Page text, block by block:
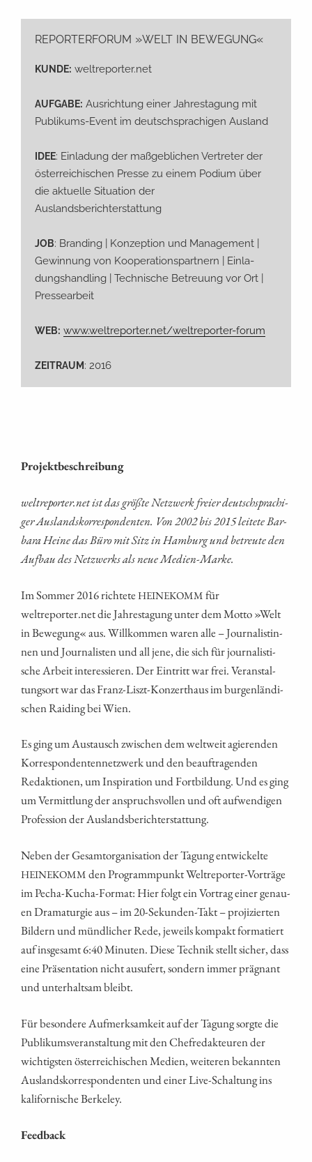
REPORTERFORUM »WELT IN BEWEGUNG«
KUNDE: weltreporter.net
AUFGABE: Aus­rich­tung einer Jah­res­ta­gung mit
Publi­kums-Event im deutsch­spra­chi­gen Ausland
IDEE: Ein­la­dung der maß­geb­li­chen Ver­tre­ter der
öster­rei­chi­schen Pres­se zu einem Podi­um über
die aktu­el­le Situa­ti­on der
Auslandsberichterstattung
JOB: Bran­ding | Kon­zep­ti­on und Manage­ment |
Gewin­nung von Koope­ra­ti­ons­part­nern | Ein­la­
dungs­hand­ling | Tech­ni­sche Betreu­ung vor Ort |
Pressearbeit
WEB: www.weltreporter.net/weltreporter-forum
ZEITRAUM : 2016
Pro­jekt­be­schrei­bung
weltreporter.net ist das größ­te Netz­werk frei­er deutsch­spra­chi­
ger Aus­lands­kor­re­spon­den­ten. Von 2002 bis 2015 lei­te­te Bar­
ba­ra Hei­ne das Büro mit Sitz in Ham­burg und betreu­te den
Auf­bau des Netz­werks als neue Medien-Marke.
Im Som­mer 2016 rich­te­te HEINEKOMM für
weltreporter.net die Jah­res­ta­gung unter dem Mot­to »Welt
in Bewe­gung« aus. Will­kom­men waren alle – Jour­na­lis­tin­
nen und Jour­na­lis­ten und all jene, die sich für jour­na­lis­ti­
sche Arbeit inter­es­sie­ren. Der Ein­tritt war frei. Ver­an­stal­
tungs­ort war das Franz-Liszt-Kon­zert­haus im bur­gen­län­di­
schen Rai­ding bei Wien.
Es ging um Aus­tausch zwi­schen dem welt­weit agie­ren­den
Kor­re­spon­den­ten­netz­werk und den beauf­tra­gen­den
Redak­tio­nen, um Inspi­ra­ti­on und Fort­bil­dung. Und es ging
um Ver­mitt­lung der anspruchs­vol­len und oft auf­wen­di­gen
Pro­fes­si­on der Auslandsberichterstattung.
Neben der Gesamt­or­ga­ni­sa­ti­on der Tagung ent­wi­ckel­te
HEINEKOMM den Pro­gramm­punkt Welt­re­por­ter-Vor­trä­ge
im Pecha-Kucha-For­mat: Hier folgt ein Vor­trag einer genau­
en Dra­ma­tur­gie aus – im 20-Sekun­den-Takt – pro­ji­zier­ten
Bil­dern und münd­li­cher Rede, jeweils kom­pakt for­ma­tiert
auf ins­ge­samt 6:40 Minu­ten. Die­se Tech­nik stellt sicher, dass
eine Prä­sen­ta­ti­on nicht aus­ufert, son­dern immer prä­gnant
und unter­halt­sam bleibt.
Für beson­de­re Auf­merk­sam­keit auf der Tagung sorg­te die
Publi­kums­ver­an­stal­tung mit den Chef­re­dak­teu­ren der
wich­tigs­ten öster­rei­chi­schen Medi­en, wei­te­ren bekann­ten
Aus­lands­kor­re­spon­den­ten und einer Live-Schal­tung ins
kali­for­ni­sche Berkeley.
Feed­back